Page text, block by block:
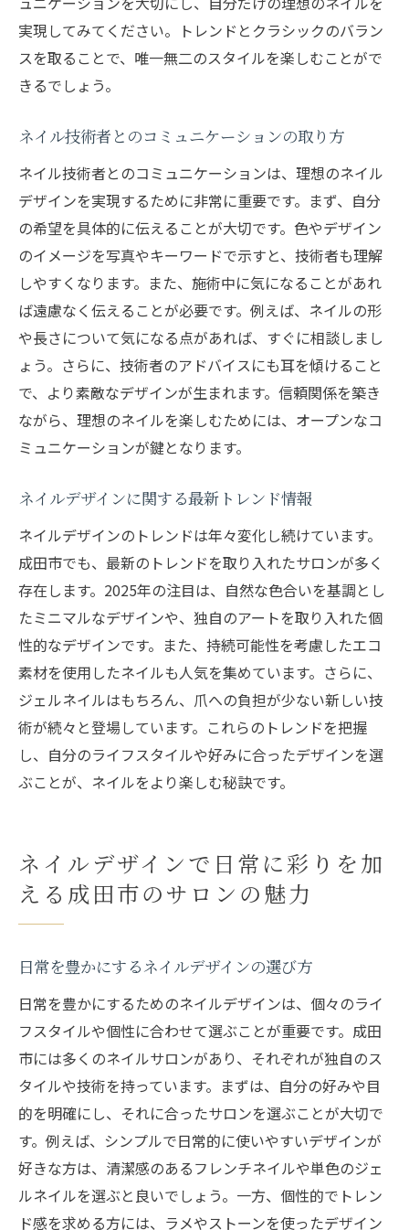
成田市でのネイルサロン体験談
爪の健康状態を保つための習慣
案
成田市でのネイルデザイン最新情報
プロが教えるネイルケアのポイント
実現してみてください。トレンドとクラシックのバラン
スを取ることで、唯一無二のスタイルを楽しむことがで
きるでしょう。
ネイル技術者とのコミュニケーションの取り方
ネイル技術者とのコミュニケーションは、理想のネイル
デザインを実現するために非常に重要です。まず、自分
の希望を具体的に伝えることが大切です。色やデザイン
のイメージを写真やキーワードで示すと、技術者も理解
しやすくなります。また、施術中に気になることがあれ
ば遠慮なく伝えることが必要です。例えば、ネイルの形
や長さについて気になる点があれば、すぐに相談しまし
ょう。さらに、技術者のアドバイスにも耳を傾けること
で、より素敵なデザインが生まれます。信頼関係を築き
ながら、理想のネイルを楽しむためには、オープンなコ
ミュニケーションが鍵となります。
ネイルデザインに関する最新トレンド情報
ネイルデザインのトレンドは年々変化し続けています。
成田市でも、最新のトレンドを取り入れたサロンが多く
存在します。2025年の注目は、自然な色合いを基調とし
たミニマルなデザインや、独自のアートを取り入れた個
性的なデザインです。また、持続可能性を考慮したエコ
素材を使用したネイルも人気を集めています。さらに、
ジェルネイルはもちろん、爪への負担が少ない新しい技
術が続々と登場しています。これらのトレンドを把握
し、自分のライフスタイルや好みに合ったデザインを選
ぶことが、ネイルをより楽しむ秘訣です。
ネイルデザインで日常に彩りを加
える成田市のサロンの魅力
日常を豊かにするネイルデザインの選び方
日常を豊かにするためのネイルデザインは、個々のライ
フスタイルや個性に合わせて選ぶことが重要です。成田
市には多くのネイルサロンがあり、それぞれが独自のス
タイルや技術を持っています。まずは、自分の好みや目
的を明確にし、それに合ったサロンを選ぶことが大切で
す。例えば、シンプルで日常的に使いやすいデザインが
好きな方は、清潔感のあるフレンチネイルや単色のジェ
ルネイルを選ぶと良いでしょう。一方、個性的でトレン
ド感を求める方には、ラメやストーンを使ったデザイン